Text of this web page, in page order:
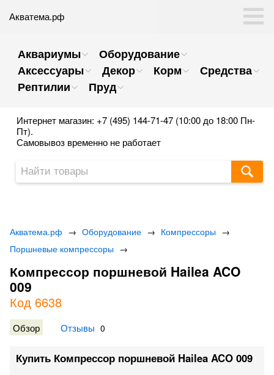
Акватема.рф
Аквариумы
Оборудование
Аксессуары
Декор Корм
Средства
Рептилии
Пруд
Интернет магазин: +7 (495) 144-71-47 (10:00 до 18:00 Пн-
Пт).
Самовывоз временно не работает
Акватема.рф → Оборудование → Компрессоры →
Поршневые компрессоры →
Компрессор поршневой Hailea ACO
009
Код 6638
Обзор Отзывы 0
Купить Компрессор поршневой Hailea ACO 009